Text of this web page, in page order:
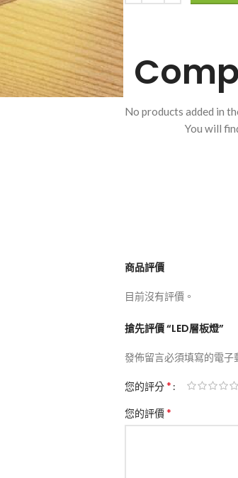
No products added in
You will
商品評價
目前沒有評價。
搶先評價 “LED層板燈”
發佈留言必須填寫的電子
您的評分*
您的評價*